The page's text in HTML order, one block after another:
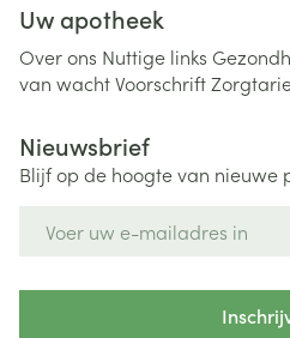
Uw apotheek
Over ons Nuttige links
van wachtVoorschrift
Nieuwsbrief
Blijf op de hoogte van nieuwe